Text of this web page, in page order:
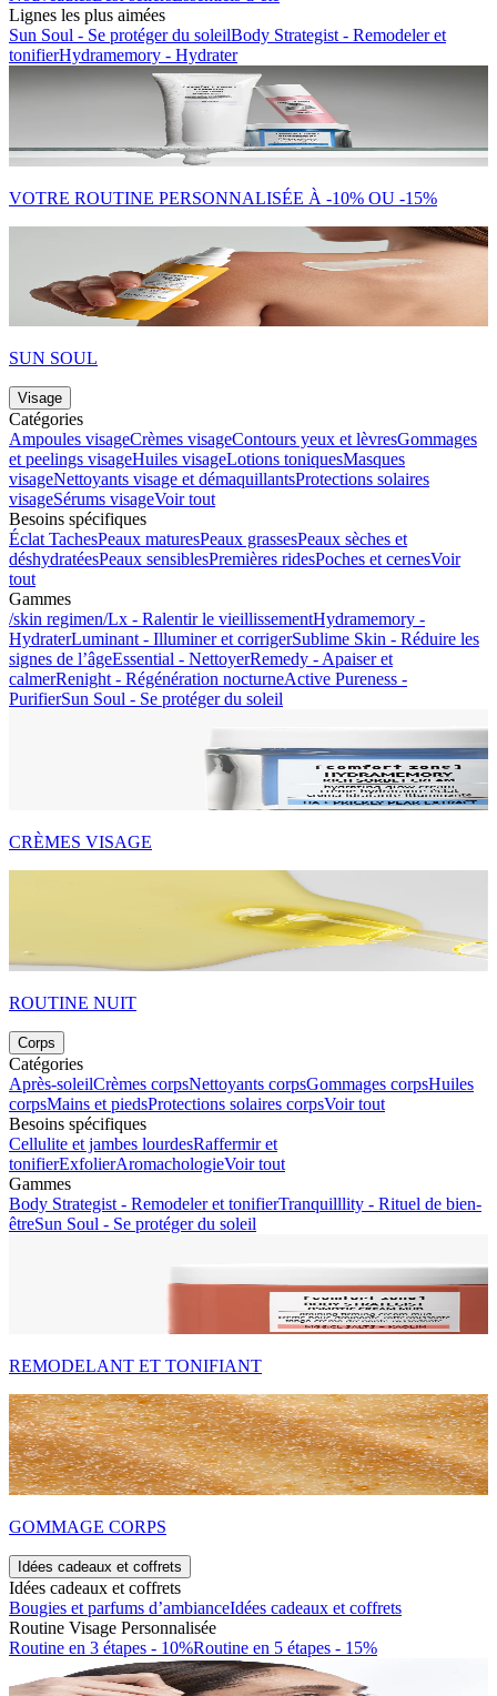
Lignes les plus aimées
Sun Soul - Se protéger du soleilBody Strategist - Remodeler et
tonifierHydramemory - Hydrater
VOTRE ROUTINE PERSONNALISÉE À -10% OU -15%
SUN SOUL
Visage
Catégories
Ampoules visageCrèmes visageContours yeux et lèvresGommages
et peelings visageHuiles visageLotions toniquesMasques
visageNettoyants visage et démaquillantsProtections solaires
visageSérums visageVoir tout
Besoins spécifiques
Éclat TachesPeaux maturesPeaux grassesPeaux sèches et
déshydratéesPeaux sensiblesPremières ridesPoches et cernesVoir
tout
Gammes
/skin regimen/Lx - Ralentir le vieillissementHydramemory -
HydraterLuminant - Illuminer et corrigerSublime Skin - Réduire les
signes de l’âgeEssential - NettoyerRemedy - Apaiser et
calmerRenight - Régénération nocturneActive Pureness -
PurifierSun Soul - Se protéger du soleil
CRÈMES VISAGE
ROUTINE NUIT
Corps
Catégories
Après-soleilCrèmes corpsNettoyants corpsGommages corpsHuiles
corpsMains et piedsProtections solaires corpsVoir tout
Besoins spécifiques
Cellulite et jambes lourdesRaffermir et
tonifierExfolierAromachologieVoir tout
Gammes
Body Strategist - Remodeler et tonifierTranquilllity - Rituel de bien-
êtreSun Soul - Se protéger du soleil
REMODELANT ET TONIFIANT
GOMMAGE CORPS
Idées cadeaux et coffrets
Idées cadeaux et coffrets
Bougies et parfums d’ambianceIdées cadeaux et coffrets
Routine Visage Personnalisée
Routine en 3 étapes - 10%Routine en 5 étapes - 15%